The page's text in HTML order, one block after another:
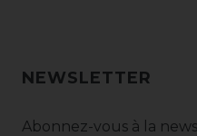
NEWSLETTER
Abonnez-vous à la